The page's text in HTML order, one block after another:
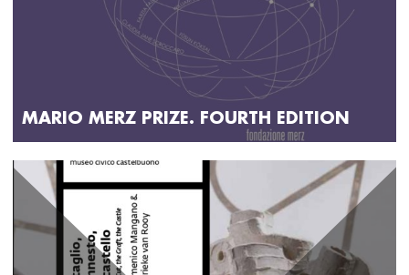
MARIO MERZ PRIZE. FOURTH EDITION